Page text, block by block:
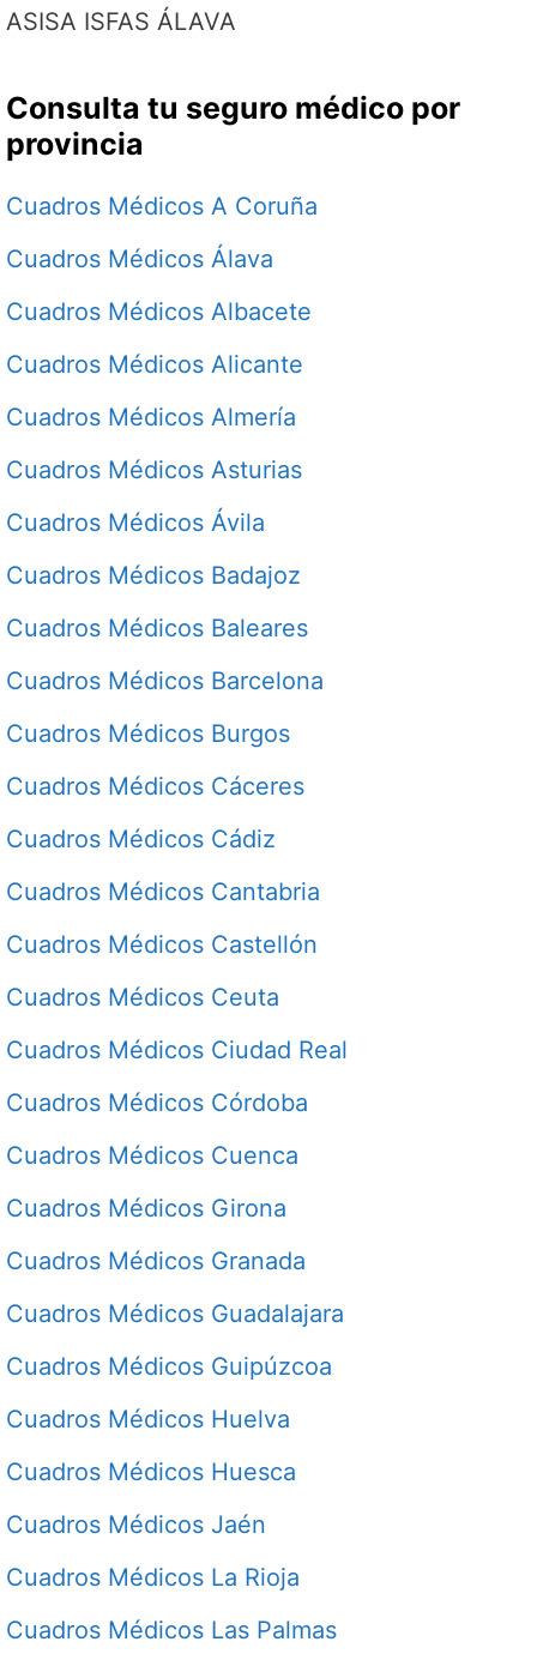
ASISA ISFAS ÁLAVA
Consulta tu seguro médico por
provincia
Cuadros Médicos A Coruña
Cuadros Médicos Álava
Cuadros Médicos Albacete
Cuadros Médicos Alicante
Cuadros Médicos Almería
Cuadros Médicos Asturias
Cuadros Médicos Ávila
Cuadros Médicos Badajoz
Cuadros Médicos Baleares
Cuadros Médicos Barcelona
Cuadros Médicos Burgos
Cuadros Médicos Cáceres
Cuadros Médicos Cádiz
Cuadros Médicos Cantabria
Cuadros Médicos Castellón
Cuadros Médicos Ceuta
Cuadros Médicos Ciudad Real
Cuadros Médicos Córdoba
Cuadros Médicos Cuenca
Cuadros Médicos Girona
Cuadros Médicos Granada
Cuadros Médicos Guadalajara
Cuadros Médicos Guipúzcoa
Cuadros Médicos Huelva
Cuadros Médicos Huesca
Cuadros Médicos Jaén
Cuadros Médicos La Rioja
Cuadros Médicos Las Palmas